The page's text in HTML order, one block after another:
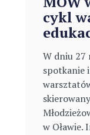
cykl
W dniu 27
spotkanie
w